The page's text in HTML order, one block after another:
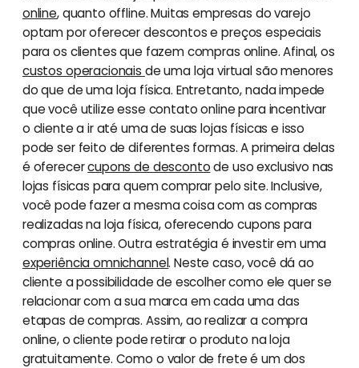
online, quanto offline. Muitas empresas do varejo
optam por oferecer descontos e preços especiais
para os clientes que fazem compras online. Afinal, os
custos operacionais de uma loja virtual são menores
do que de uma loja física. Entretanto, nada impede
que você utilize esse contato online para incentivar
o cliente a ir até uma de suas lojas físicas e isso
pode ser feito de diferentes formas. A primeira delas
é oferecercupons de descontode uso exclusivo nas
lojas físicas para quem comprar pelo site. Inclusive,
você pode fazer a mesma coisa com as compras
realizadas na loja física, oferecendo cupons para
compras online. Outra estratégia é investir em uma
experiência omnichannel. Neste caso, você dá ao
cliente a possibilidade de escolher como ele quer se
relacionar com a sua marca em cada uma das
etapas de compras. Assim, ao realizar a compra
online, o cliente pode retirar o produto na loja
gratuitamente. Como o valor de frete é um dos